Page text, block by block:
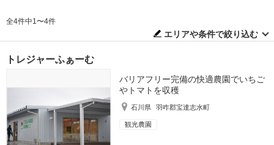
全4件中1〜4件
エリアや条件で絞り込む
トレジャーふぁーむ
バリアフリー完備の快適農園でいちご
やトマトを収穫
石川県 羽咋郡宝達志水町
観光農園